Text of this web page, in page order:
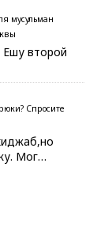
мусульман
Ешу второй
Спросите
Мог…